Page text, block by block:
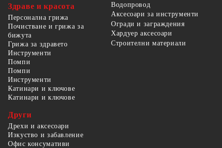
Здраве и красота
Персонална грижа
Почистване и грижа за
бижута
Грижа за здравето
Водопровод
Аксесоари за инструменти
Огради и заграждения
Хардуер аксесоари
Строителни материали
Инструменти
Помпи
Помпи
Инструменти
Катинари и ключове
Катинари и ключове
Други
Дрехи и аксесоари
Изкуство и забавление
Офис консумативи